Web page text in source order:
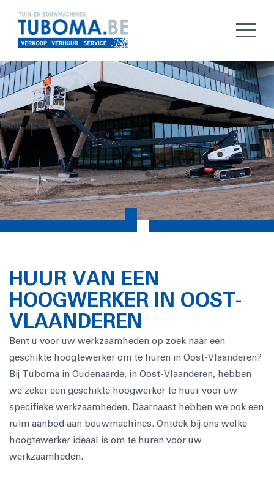
HUUR VAN EEN
HOOGWERKER IN OOST-
VLAANDEREN
Bent u voor uw werkzaamheden op zoek naar een
geschikte hoogtewerker om te huren in Oost-Vlaanderen?
Bij Tuboma in Oudenaarde, in Oost-Vlaanderen, hebben
we zeker een geschikte hoogwerker te huur voor uw
specifieke werkzaamheden. Daarnaast hebben we ook een
ruim aanbod aan bouwmachines. Ontdek bij ons welke
hoogtewerker ideaal is om te huren voor uw
werkzaamheden.